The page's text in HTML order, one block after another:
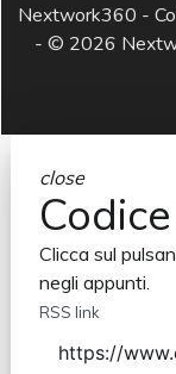
Nextwork360 -
- © 2026
close
Clicca sul
negli appunti.
RSS link